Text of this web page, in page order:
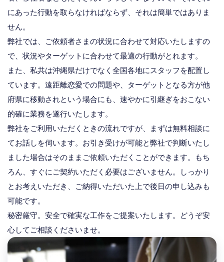
にあった行動を取らなければならず、それは簡単ではありま
せん。
弊社では、ご依頼者さまの状況に合わせて対応いたしますの
で、状況やターゲットに合わせて最適の行動がとれます。
また、私共は沖縄県だけでなく全国各地にスタッフを配置し
ています。遠距離恋愛での問題や、ターゲットとなる方が他
府県に移動されという場合にも、速やかに引継ぎをおこない
的確に業務を遂行いたします。
弊社をご利用いただくときの流れですが、まずは無料相談に
てお話しを伺います。お引き受けが可能と弊社で判断いたし
ました場合はそのままご依頼いただくことができます。もち
ろん、すぐにご契約いただく必要はございません。しっかり
とお考えいただき、ご納得いただいた上で後日の申し込みも
可能です。
秘密厳守。安全で確実な工作をご提案いたします。どうぞ安
心してご相談くださいませ。